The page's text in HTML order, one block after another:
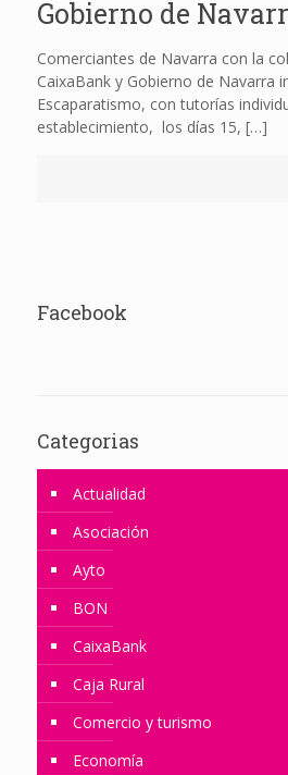
Gobierno de
Comerciantes de Navarra con la
CaixaBank y Gobierno de Navarra
Escaparatismo, con tutorías
establecimiento, los días 15, […]
Facebook
Categorias
Actualidad
Asociación
Ayto
BON
CaixaBank
Caja Rural
Comercio y turismo
Economía